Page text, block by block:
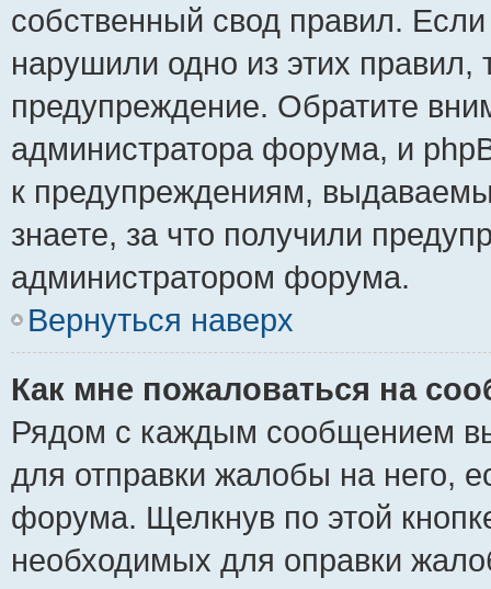
собственный свод правил.
нарушили одно из этих
предупреждение. Обратите
администратора форума, и
к предупреждениям,
знаете, за что получили
администратором форума.
Вернуться наверх
Как мне пожаловаться на
Рядом с каждым сообщением
для отправки жалобы на него,
форума. Щелкнув по этой
необходимых для оправки